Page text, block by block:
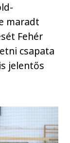
maradt
Fehér
csapata
jelentős